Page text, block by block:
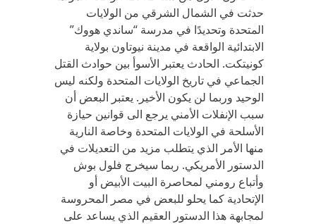
حدثت في الشمال الشرقي من الولايات
المتحدة وتحديدًا في مدرسة “ساندي هووك”
الابتدائية الواقعة في مدينة نيوتاون بولاية
كونيتكت. الحادث يعتبر الأسوأ بين حوادث القتل
الجماعي في تاريخ الولايات المتحدة ولكنه ليس
الوحيد وربما لن يكون الأخير. يعتبر البعض أن
سبب الإنفلات الأمني يرجع الى قوانين حيازة
الأسلحة في الولايات المتحدة وخاصة النارية
منها الأمر الذي يتطلب مزيد من التعديلات في
الدستور الأمريكي. ربما سيخرج فلول بوش
وأتباع رومني لمحاصرة البيت الأبيض أو
الإتحادية كما يحلو للبعض في مصر المحروسة
لمجابهة هذا الدستور العقيم الذي يساعد على